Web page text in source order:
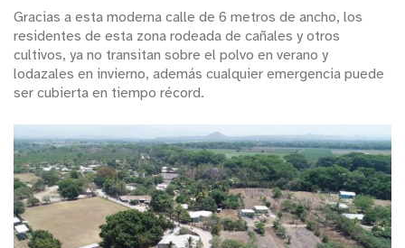
Gracias a esta moderna calle de 6 metros de ancho, los
residentes de esta zona rodeada de cañales y otros
cultivos, ya no transitan sobre el polvo en verano y
lodazales en invierno, además cualquier emergencia puede
ser cubierta en tiempo récord.